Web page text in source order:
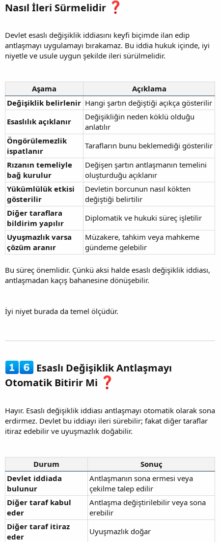
Nasıl İleri Sürmelidir
Devlet esaslı değişiklik iddiasını keyfi biçimde ilan edip
antlaşmayı uygulamayı bırakamaz. Bu iddia hukuk içinde, iyi
niyetle ve usule uygun şekilde ileri sürülmelidir.
Aşama
Açıklama
Değişiklik belirlenir Hangi şartın değiştiği açıkça gösterilir
Esaslılık açıklanır
Değişikliğin neden köklü olduğu
anlatılır
Öngörülemezlik
ispatlanır
Tarafların bunu beklemediği gösterilir
Rızanın temeliyle
bağ kurulur
Değişen şartın antlaşmanın temelini
oluşturduğu açıklanır
Yükümlülük etkisi
gösterilir
Devletin borcunun nasıl kökten
değiştiği belirtilir
Diğer taraflara
bildirim yapılır
Diplomatik ve hukuki süreç işletilir
Uyuşmazlık varsa
çözüm aranır
Müzakere, tahkim veya mahkeme
gündeme gelebilir
Bu süreç önemlidir. Çünkü aksi halde esaslı değişiklik iddiası,
antlaşmadan kaçış bahanesine dönüşebilir.
İyi niyet burada da temel ölçüdür.
Esaslı Değişiklik Antlaşmayı
Otomatik Bitirir Mi
Hayır. Esaslı değişiklik iddiası antlaşmayı otomatik olarak sona
erdirmez. Devlet bu iddiayı ileri sürebilir; fakat diğer taraflar
itiraz edebilir ve uyuşmazlık doğabilir.
Durum
Sonuç
Devlet iddiada
bulunur
Antlaşmanın sona ermesi veya
çekilme talep edilir
Diğer taraf kabul
eder
Antlaşma değiştirilebilir veya sona
erebilir
Diğer taraf itiraz
eder
Uyuşmazlık doğar